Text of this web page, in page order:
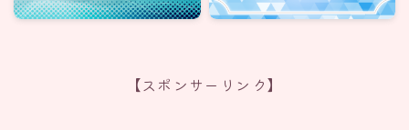
【スポンサーリンク】